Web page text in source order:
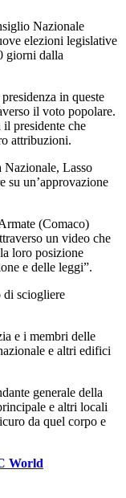
Nazionale
elezioni legislative
giorni dalla
in queste
il voto popolare.
presidente che
attribuzioni.
Nazionale, Lasso
su un’approvazione
(Comaco)
un video che
loro posizione
e delle leggi”.
di sciogliere
e i membri delle
e altri edifici
generale della
e altri locali
da quel corpo e
World